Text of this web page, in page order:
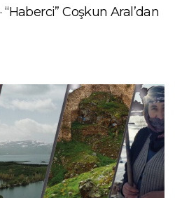
Coşkun Aral’dan